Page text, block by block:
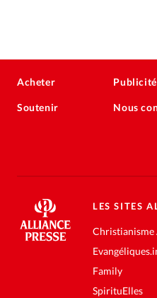
Acheter
Soutenir
Publicité
Nous
LES SITES
Family
SpirituElles